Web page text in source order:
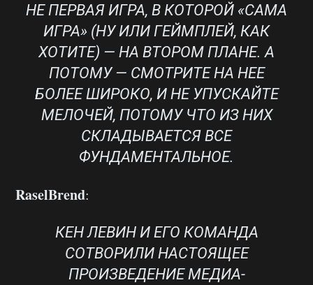
НЕ ПЕРВАЯ ИГРА, В КОТОРОЙ «САМА
ИГРА» (НУ ИЛИ ГЕЙМПЛЕЙ, КАК
ХОТИТЕ) — НА ВТОРОМ ПЛАНЕ. А
ПОТОМУ — СМОТРИТЕ НА НЕЕ
БОЛЕЕ ШИРОКО, И НЕ УПУСКАЙТЕ
МЕЛОЧЕЙ, ПОТОМУ ЧТО ИЗ НИХ
СКЛАДЫВАЕТСЯ ВСЕ
ФУНДАМЕНТАЛЬНОЕ.
RaselBrend:
КЕН ЛЕВИН И ЕГО КОМАНДА
СОТВОРИЛИ НАСТОЯЩЕЕ
ПРОИЗВЕДЕНИЕ МЕДИА-